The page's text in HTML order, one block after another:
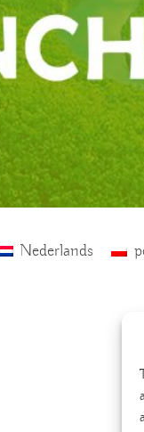
Nederlands